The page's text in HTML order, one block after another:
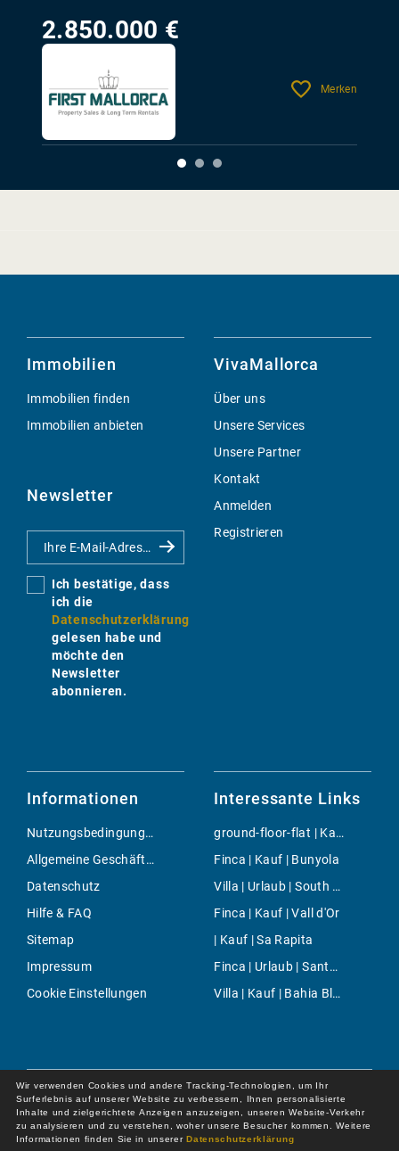
2.850.000 €
Merken
Immobilien
Immobilien finden
Immobilien anbieten
Newsletter
Ich bestätige, dass
ich die
Datenschutzerklärung
gelesen habe und
möchte den
Newsletter
abonnieren.
VivaMallorca
Über uns
Unsere Services
Unsere Partner
Kontakt
Anmelden
Registrieren
Informationen
Nutzungsbedingungen
Allgemeine Geschäftsbedingungen
Datenschutz
Hilfe & FAQ
Sitemap
Impressum
Cookie Einstellungen
Interessante Links
ground-floor-flat | Kauf | Port Andratx
Finca | Kauf | Bunyola
Villa | Urlaub | South Majorca
Finca | Kauf | Vall d'Or
| Kauf | Sa Rapita
Finca | Urlaub | Santanyi
Villa | Kauf | Bahia Blava
Wir verwenden Cookies und andere Tracking-Technologien, um Ihr
Surferlebnis auf unserer Website zu verbessern, Ihnen personalisierte
Inhalte und zielgerichtete Anzeigen anzuzeigen, unseren Website-Verkehr
zu analysieren und zu verstehen, woher unsere Besucher kommen. Weitere
Informationen finden Sie in unsererDatenschutzerklärung